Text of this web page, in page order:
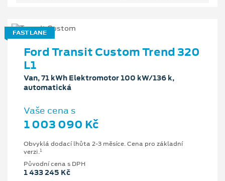
FAST LANE
Ford Transit Custom Trend 320
L1
Van, 71 kWh Elektromotor 100 kW/136 k,
automatická
Vaše cena s
1 003 090 Kč
Obvyklá dodací lhůta 2-3 měsíce. Cena pro základní
verzi.1
Původní cena s DPH
1 433 245 Kč